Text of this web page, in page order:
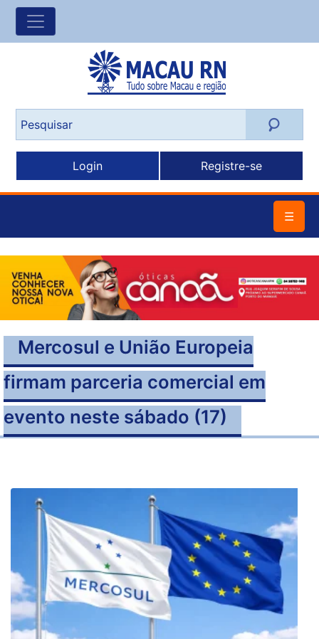
Login Registre-se
☰
Mercosul e União Europeia
firmam parceria comercial em
evento neste sábado (17)